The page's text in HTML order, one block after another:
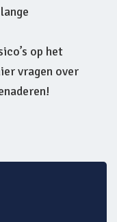
op het
vragen over